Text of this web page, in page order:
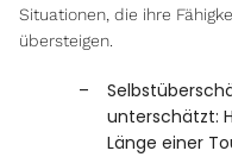
Situationen, die ihre
übersteigen.
unterschätzt:
Länge einer